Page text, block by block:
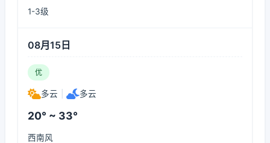
1-3级
08月15日
优
多云 多云
20° ~ 33°
西南风